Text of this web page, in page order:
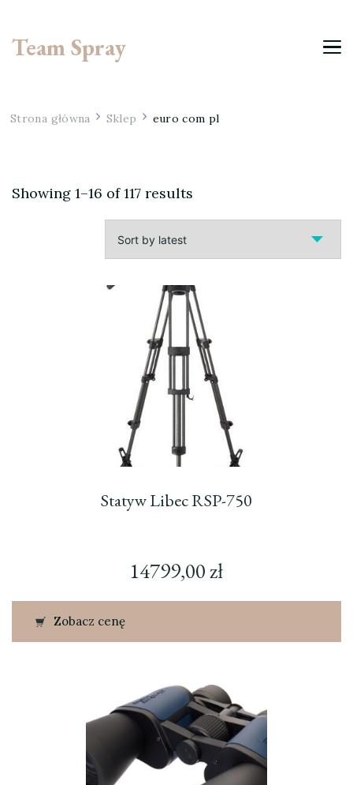
Team Spray
Strona główna Sklep euro com pl
Showing 1–16 of 117 results
Statyw Libec RSP-750
14799,00zł
Zobacz cenę